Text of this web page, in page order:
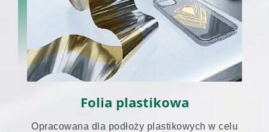
Folia plastikowa
Opracowana dla podłoży plastikowych w celu